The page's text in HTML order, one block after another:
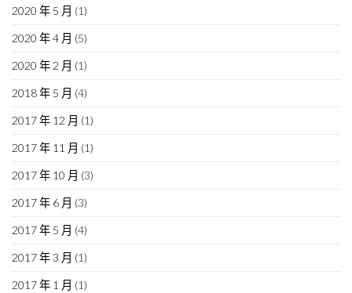
2020 年 5 月 (1)
2020 年 4 月 (5)
2020 年 2 月 (1)
2018 年 5 月 (4)
2017 年 12 月 (1)
2017 年 11 月 (1)
2017 年 10 月 (3)
2017 年 6 月 (3)
2017 年 5 月 (4)
2017 年 3 月 (1)
2017 年 1 月 (1)